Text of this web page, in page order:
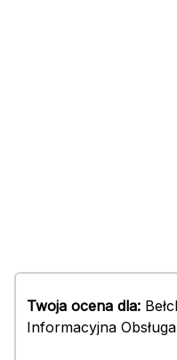
Twoja ocena dla:
Informacyjna